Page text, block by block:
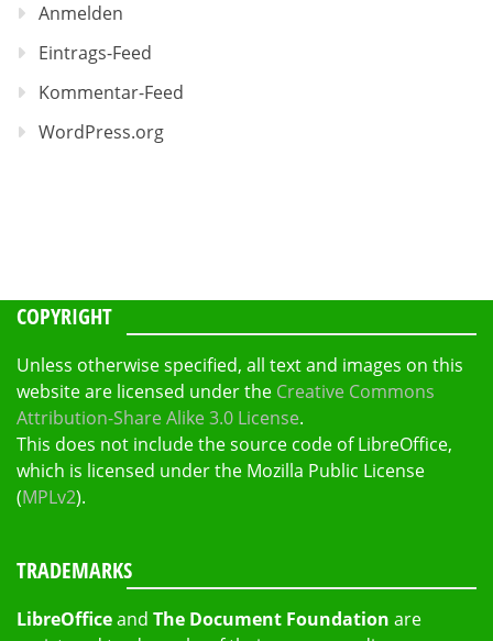
Anmelden
Eintrags-Feed
Kommentar-Feed
WordPress.org
COPYRIGHT
Unless otherwise specified, all text and images on this
website are licensed under the Creative Commons
Attribution-Share Alike 3.0 License.
This does not include the source code of LibreOffice,
which is licensed under the Mozilla Public License
(MPLv2).
TRADEMARKS
LibreOfficeand The Document Foundation are